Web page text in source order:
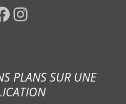
Instagram
PLANS SUR UNE